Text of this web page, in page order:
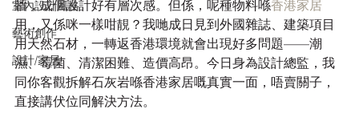
室內設計風格
藝術創作
設計/家居
牆，成個設計好有層次感。但係，呢種物料喺香港家居
用，又係咪一樣咁靚？我哋成日見到外國雜誌、建築項目
用天然石材，一轉返香港環境就會出現好多問題——潮
濕、霉菌、清潔困難、造價高昂。今日身為設計總監，我
同你客觀拆解石灰岩喺香港家居嘅真實一面，唔賣關子，
直接講伏位同解決方法。